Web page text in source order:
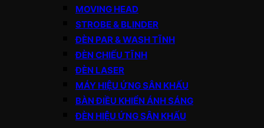
MOVING HEAD
STROBE & BLINDER
ĐÈN PAR & WASH TĨNH
ĐÈN CHIẾU TĨNH
ĐÈN LASER
MÁY HIỆU ỨNG SÂN KHẤU
BÀN ĐIỀU KHIỂN ÁNH SÁNG
ĐÈN HIỆU ỨNG SÂN KHẤU